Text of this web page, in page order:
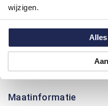
wijzigen.
Deze trui van Bartlett
Gemaakt van katoen, biedt
vermogen, ideaal voor
wandeling maakt of thuis
warm en comfortabel.
Maatinformatie